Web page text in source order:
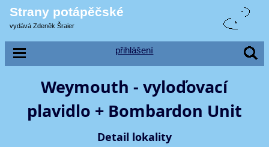
Strany potápěčské
vydává Zdeněk Šraier
přihlášení
Weymouth - vyloďovací
plavidlo + Bombardon Unit
Detail lokality